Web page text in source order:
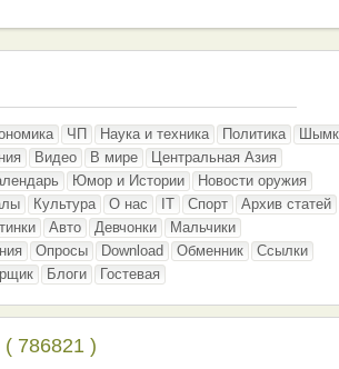
ЧП Наука и техника Политика
Видео В мире
Центральная Азия
Юмор и Истории
Новости оружия
Культура О нас IT Спорт
Архив статей
Авто Девчонки
Мальчики
Опросы Download Обменник
Ссылки
Блоги Гостевая
786821 )